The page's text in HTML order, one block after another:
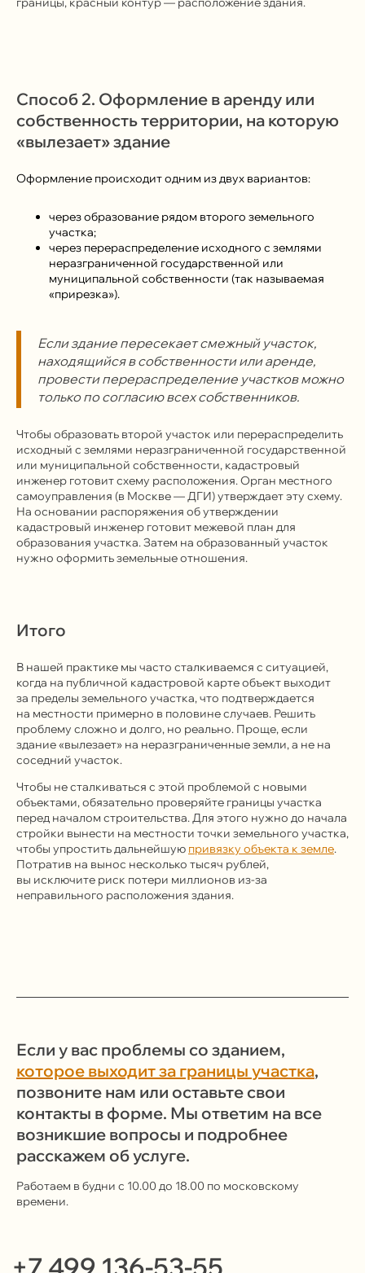
Продолжая просмотр сайта, вы соглашаетесь
с использованием файлов Cookie и иных методов,
средств и инструментов интернет-статистики
и настройки.
Закрыть Подробнее
Способ 2. Оформление в аренду или
собственность территории, на которую
«вылезает» здание
Оформление происходит одним из двух вариантов:
через образование рядом второго земельного
участка;
через перераспределение исходного с землями
неразграниченной государственной или
муниципальной собственности (так называемая
«прирезка»).
Если здание пересекает смежный участок,
находящийся в собственности или аренде,
провести перераспределение участков можно
только по согласию всех собственников.
Чтобы образовать второй участок или перераспределить
исходный с землями неразграниченной государственной
или муниципальной собственности, кадастровый
инженер готовит схему расположения. Орган местного
самоуправления (в Москве — ДГИ) утверждает эту схему.
На основании распоряжения об утверждении
кадастровый инженер готовит межевой план для
образования участка. Затем на образованный участок
нужно оформить земельные отношения.
Итого
В нашей практике мы часто сталкиваемся с ситуацией,
когда на публичной кадастровой карте объект выходит
за пределы земельного участка, что подтверждается
на местности примерно в половине случаев. Решить
проблему сложно и долго, но реально. Проще, если
здание «вылезает» на неразграниченные земли, а не на
соседний участок.
Чтобы не сталкиваться с этой проблемой с новыми
объектами, обязательно проверяйте границы участка
перед началом строительства. Для этого нужно до начала
стройки вынести на местности точки земельного участка,
чтобы упростить дальнейшую привязку объекта к земле.
Потратив на вынос несколько тысяч рублей,
вы исключите риск потери миллионов из-за
неправильного расположения здания.
Если у вас проблемы со зданием,
которое выходит за границы участка,
позвоните нам или оставьте свои
контакты в форме. Мы ответим на все
возникшие вопросы и подробнее
расскажем об услуге.
Работаем в будни с 10.00 до 18.00 по московскому
времени.
+7 499 136-53-55
Я согласен сполитикой
конфиденциальности сайта
Отправить
г. Москва, ул. Новая Басманная,
д. 14, стр. 1, этаж 2
Здания, сооружения и помещения,
перепланировки
Земельные отношения, межевание,
Консалтинг и согласование строительства
Статьи
Работа и стажировка
Контакты
Политика
конфиденциальности
г. Москва, ул. Новая Басманная, д.
14, стр. 1, этаж 2
Работаем в будни с 10.00 до 18.00
по московскому времени.
Услуги и цены